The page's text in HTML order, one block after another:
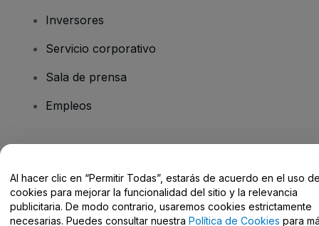
Inversores
Servicio corporativo
Sala de prensa
Empleos
Centro de Ayuda / Contacto
Al hacer clic en “Permitir Todas”, estarás de acuerdo en el uso
cookies para mejorar la funcionalidad del sitio y la relevancia
publicitaria. De modo contrario, usaremos cookies estrictamente
necesarias. Puedes consultar nuestra Política de Cookies para